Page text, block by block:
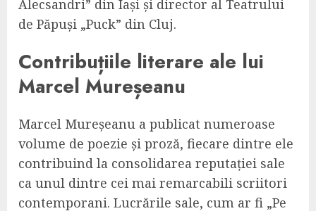
Alecsandri” din Iași și director al Teatrului
de Păpuși „Puck” din Cluj.
Contribuțiile literare ale lui
Marcel Mureșeanu
Marcel Mureșeanu a publicat numeroase
volume de poezie și proză, fiecare dintre ele
contribuind la consolidarea reputației sale
ca unul dintre cei mai remarcabili scriitori
contemporani. Lucrările sale, cum ar fi „Pe